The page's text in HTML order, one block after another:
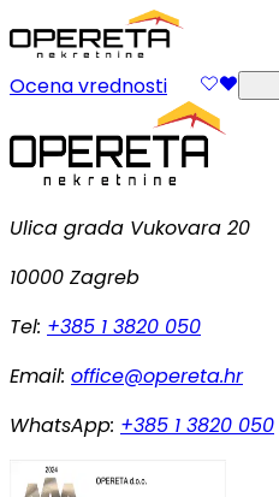
Ocena vrednosti
Ulica grada Vukovara 20
10000 Zagreb
Tel: +385 1 3820 050
Email: office@opereta.hr
WhatsApp: +385 1 3820 050